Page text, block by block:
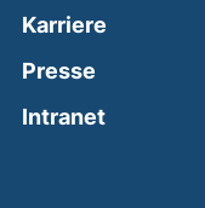
Karriere
Presse
Intranet(external